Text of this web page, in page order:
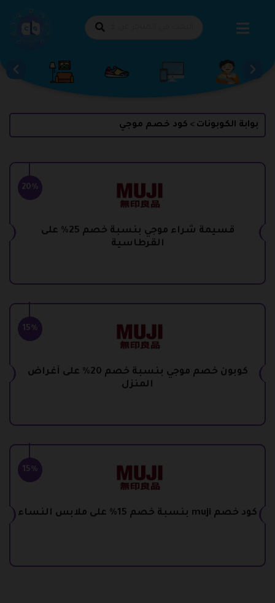
بوابة الكوبونات > كود خصم موجي
20%
قسيمة شراء موجي بنسبة خصم 25% على
القرطاسية
15%
كوبون خصم موجي بنسبة خصم 20% على أغراض
المنزل
15%
كود خصم muji بنسبة خصم 15% على ملابس النساء